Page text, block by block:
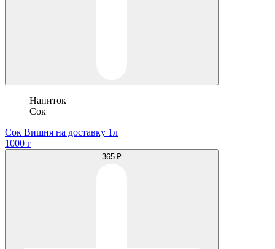
Напиток
Сок
Сок Вишня на доставку 1л
1000 г
365 ₽